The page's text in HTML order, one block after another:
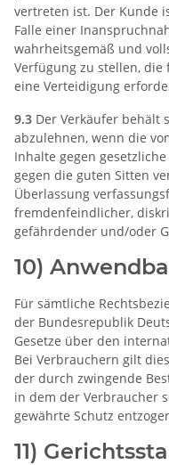
vertreten ist. Der Kunde
Falle einer
wahrheitsgemäß und
Verfügung zu stellen,
eine Verteidigung
9.3 Der Verkäufer behält
abzulehnen, wenn die
Inhalte gegen
gegen die guten Sitten
Überlassung
fremdenfeindlicher,
gefährdender und/oder
10)
Für sämtliche
der Bundesrepublik
Gesetze über den
Bei Verbrauchern gilt
der durch zwingende
in dem der Verbraucher
gewährte Schutz
11)